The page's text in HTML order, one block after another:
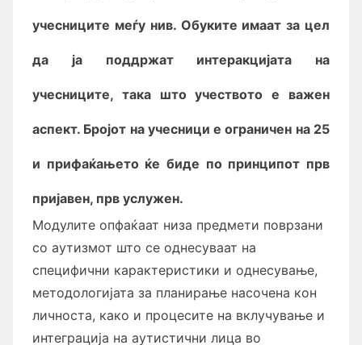
учесниците меѓу нив. Обуките имаат за цел
да ја поддржат интеракцијата на
учесниците, така што учеството е важен
аспект. Бројот на учесници е ограничен на 25
и прифаќањето ќе биде по принципот прв
пријавен, прв услужен.
Модулите опфаќаат низа предмети поврзани
со аутизмот што се однесуваат на
специфични карактеристики и однесување,
методологијата за планирање насочена кон
личноста, како и процесите на вклучување и
интеграција на аутистични лица во